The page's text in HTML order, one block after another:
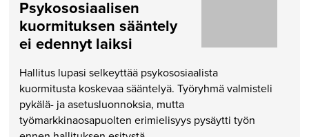
Psykososiaalisen
kuormituksen sääntely
ei edennyt laiksi
Hallitus lupasi selkeyttää psykososiaalista
kuormitusta koskevaa sääntelyä. Työryhmä valmisteli
pykälä- ja asetusluonnoksia, mutta
työmarkkinaosapuolten erimielisyys pysäytti työn